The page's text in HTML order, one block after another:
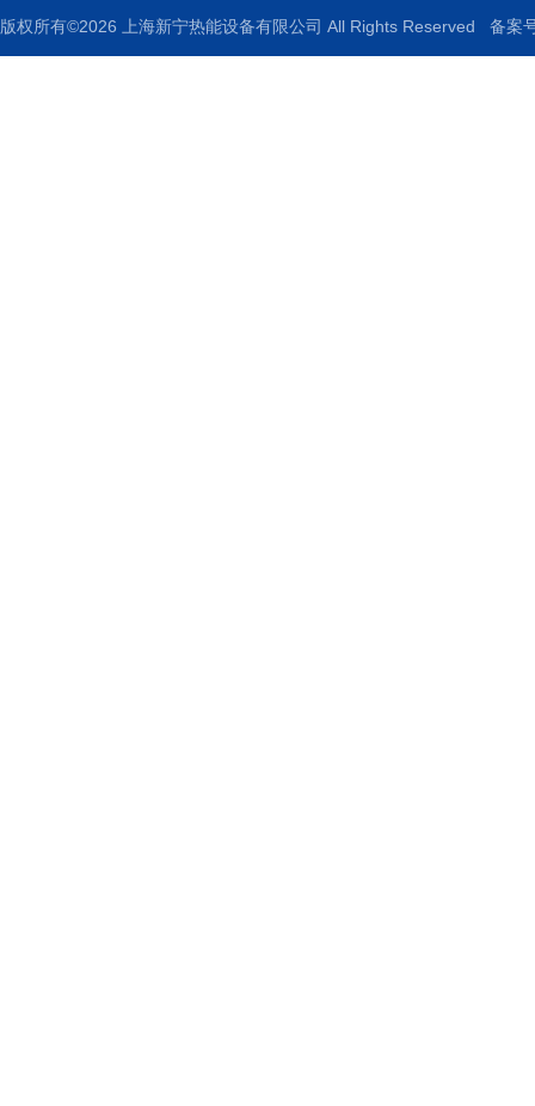
版权所有©2026 上海新宁热能设备有限公司 All Rights Reserved 备案